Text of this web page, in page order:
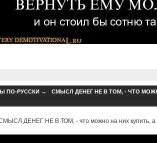
ПО-РУССКИ→
СМЫСЛ ДЕНЕГ НЕ В ТОМ, - ЧТО
ДЕНЕГ НЕ В ТОМ, - что можно на них купить, а